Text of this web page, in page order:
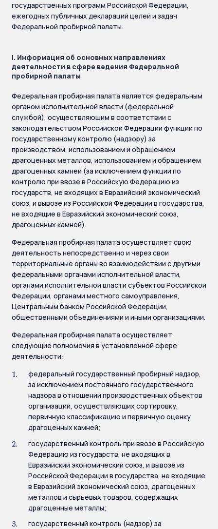
государственных программ Российской Федерации,
ежегодных публичных деклараций целей и задач
Федеральной пробирной палаты.
I. Информация об основных направлениях
деятельности в сфере ведения Федеральной
пробирной палаты
Федеральная пробирная палата является федеральным
органом исполнительной власти (федеральной
службой), осуществляющим в соответствии с
законодательством Российской Федерации функции по
государственному контролю (надзору) за
производством, использованием и обращением
драгоценных металлов, использованием и обращением
драгоценных камней (за исключением функций по
контролю при ввозе в Российскую Федерацию из
государств, не входящих в Евразийский экономический
союз, и вывозе из Российской Федерации в государства,
не входящие в Евразийский экономический союз,
драгоценных камней).
Федеральная пробирная палата осуществляет свою
деятельность непосредственно и через свои
территориальные органы во взаимодействии с другими
федеральными органами исполнительной власти,
органами исполнительной власти субъектов Российской
Федерации, органами местного самоуправления,
Центральным банком Российской Федерации,
общественными объединениями и иными организациями.
Федеральная пробирная палата осуществляет
следующие полномочия в установленной сфере
деятельности:
федеральный государственный пробирный надзор,
за исключением постоянного государственного
надзора в отношении производственных объектов
организаций, осуществляющих сортировку,
первичную классификацию и первичную оценку
драгоценных камней;
государственный контроль при ввозе в Российскую
Федерацию из государств, не входящих в
Евразийский экономический союз, и вывозе из
Российской Федерации в государства, не входящие
в Евразийский экономический союз, драгоценных
металлов и сырьевых товаров, содержащих
драгоценные металлы;
государственный контроль (надзор) за